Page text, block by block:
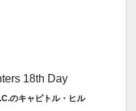
のキャピトル・ヒル